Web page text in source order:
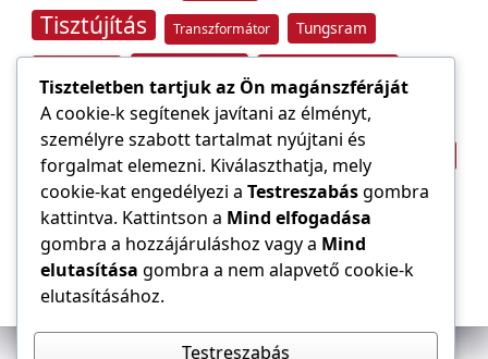
Tisztújítás Transzformátor Tungsram
Villámvédelem
Világítástechnika Áramfogyasztás
Áramszolgáltató Építőipar átviteli hálózat
Tiszteletben tartjuk az Ön magánszféráját
A cookie-k segítenek javítani az élményt,
személyre szabott tartalmat nyújtani és
forgalmat elemezni. Kiválaszthatja, mely
cookie-kat engedélyezi a Testreszabásgombra
kattintva. Kattintson a Mind elfogadása
gombra a hozzájáruláshoz vagy a Mind
elutasítása gombra a nem alapvető cookie-k
elutasításához.
Testreszabás